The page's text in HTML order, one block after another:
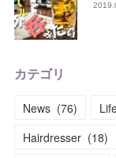
カテゴリ
News (76)
Hairdresser (18)